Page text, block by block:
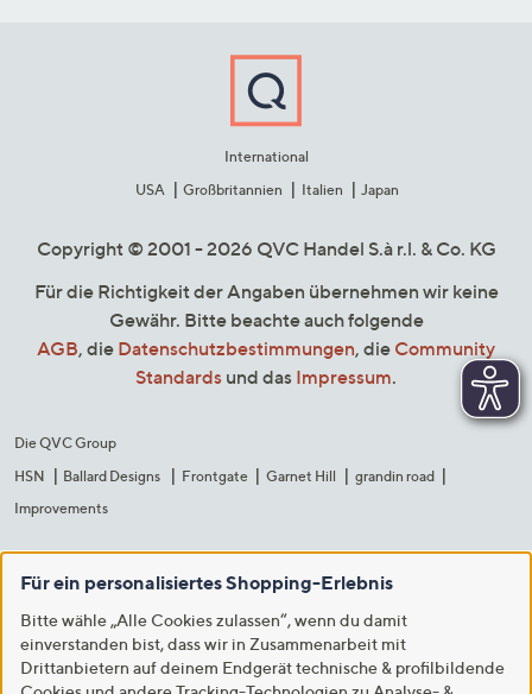
International
USA
Großbritannien Italien Japan
Copyright © 2001 - 2026 QVC Handel S.à r.l. & Co. KG
Für die Richtigkeit der Angaben übernehmen wir keine
Gewähr. Bitte beachte auch folgende
AGB, die Datenschutzbestimmungen, die Community
Standards und das Impressum.
Die QVC Group
HSN
Ballard Designs Frontgate Garnet Hill
grandin road
Improvements
Für ein personalisiertes Shopping-Erlebnis
Bitte wähle „Alle Cookies zulassen“, wenn du damit
einverstanden bist, dass wir in Zusammenarbeit mit
Drittanbietern auf deinem Endgerät technische & profilbildende